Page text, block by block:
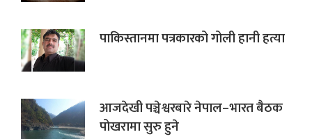
पाकिस्तानमा पत्रकारको गोली हानी हत्या
आजदेखी पञ्चेश्वरबारे नेपाल–भारत बैठक
पोखरामा सुरु हुने